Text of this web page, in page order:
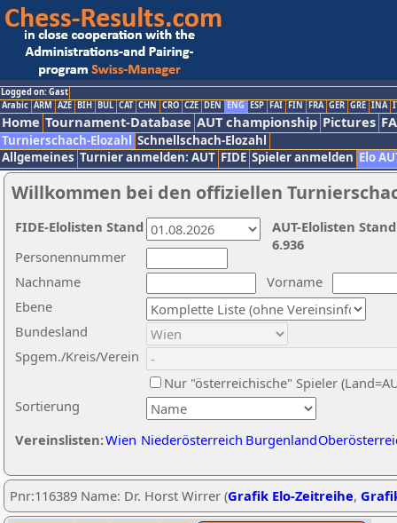
Logged on: Gast
Arabic ARM AZE BIH BUL CAT CHN CRO CZE DEN ENG ESP FAI FIN FRA GER GRE INA
Home Tournament-Database AUT championship Pictures
Turnierschach-Elozahl Schnellschach-Elozahl
Allgemeines Turnier anmelden: AUT FIDE Spieler anmelden Elo
Willkommen bei den offiziellen
Nachname
Vorname
Ebene
Sortierung
Personennummer
Bundesland
Spgem./Kreis/Verein
Nur "österreichische" Spieler
Vereinslisten:Wien Niederösterreich Burgenland
AUT-Elolisten
6.936
FIDE-Elolisten Stand
Pnr:116389 Name: Dr. Horst Wirrer (Grafik Elo-Zeitreihe,